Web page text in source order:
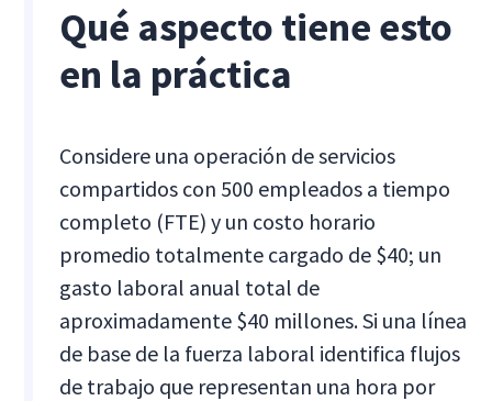
Qué aspecto tiene esto
en la práctica
Considere una operación de servicios
compartidos con 500 empleados a tiempo
completo (FTE) y un costo horario
promedio totalmente cargado de $40; un
gasto laboral anual total de
aproximadamente $40 millones. Si una línea
de base de la fuerza laboral identifica flujos
de trabajo que representan una hora por